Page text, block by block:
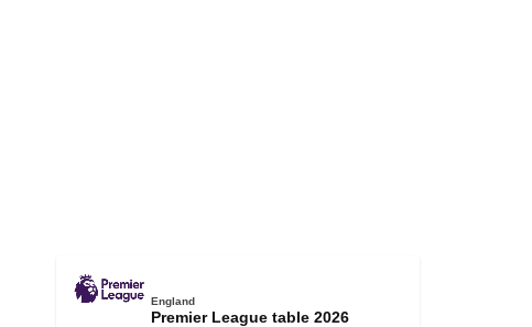
England
Premier League table 2026